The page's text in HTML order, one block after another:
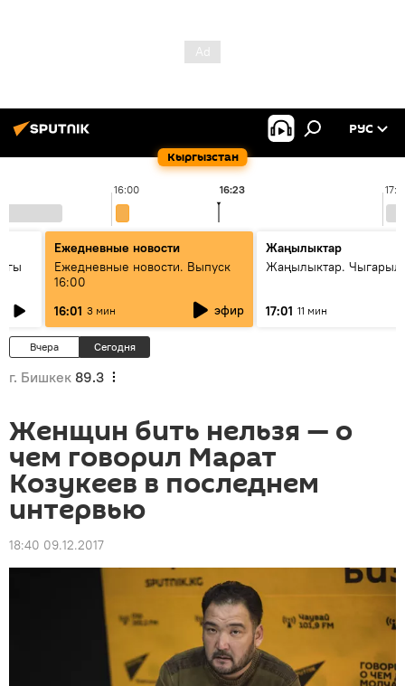
Кыргызстан
РУС
16:00 16:23
Ежедневные новости
Ежедневные новости. Выпуск
16:00
16:01 3 мин эфир
Жаңылыктар
Жаңылыктар.
17:01 11 мин
Вчера Сегодня
г. Бишкек 89.3
Женщин бить нельзя — о
чем говорил Марат
Козукеев в последнем
интервью
18:40 09.12.2017